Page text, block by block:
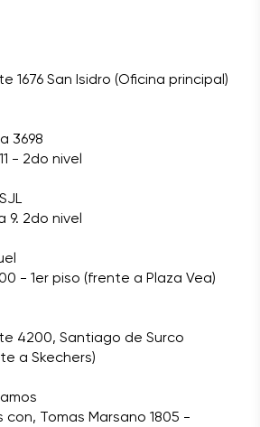
1676 San Isidro (Oficina principal)
3698
- 2do nivel
9. 2do nivel
- 1er piso (frente a Plaza Vea)
4200, Santiago de Surco
a Skechers)
con, Tomas Marsano 1805 -